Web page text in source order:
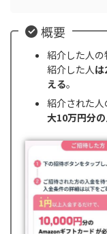
概要
紹介した人の
紹介した人 は
える。
紹介された人
大10万円分